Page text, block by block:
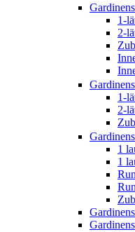
1-
2-
1-
2-
1
1